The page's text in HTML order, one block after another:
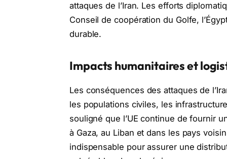
attaques de l’Iran. Les efforts
Conseil de coopération du Golfe,
durable.
Impacts humanitaires et
Les conséquences des attaques de
les populations civiles, les
souligné que l’UE continue de fournir
à Gaza, au Liban et dans les pays
indispensable pour assurer une